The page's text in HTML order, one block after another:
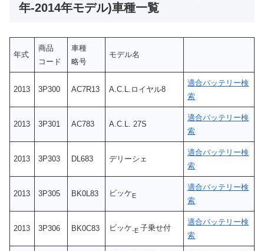
年-2014年モデル)車種一覧
年式
商品
コード
車種
略号
モデル名
2013 3P300 AC7R13 A.C.L.ロイヤル8
適合バッテリー検
索
2013 3P301 AC783 A.C.L. 27S
適合バッテリー検
索
2013 3P303 DL683 デリーシェ
適合バッテリー検
索
2013 3P305 BK0L83 ビッケE
適合バッテリー検
索
2013 3P306 BK0C83 ビッケ-E子乗せ付
適合バッテリー検
索